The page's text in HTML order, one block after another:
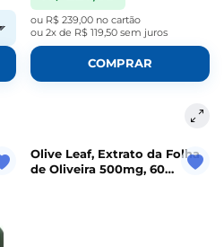
ou R$ 239,00 no cartão
ou 2x de R$ 119,50 sem juros
COMPRAR
Olive Leaf, Extrato da Folha
de Oliveira 500mg, 60